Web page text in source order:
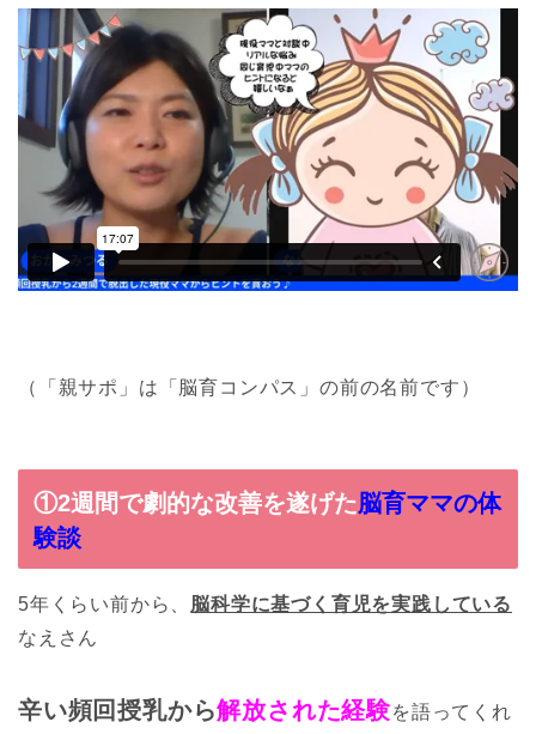
（「親サポ」は「脳育コンパス」の前の名前です）
①2週間で劇的な改善を遂げた脳育ママの体
験談
5年くらい前から、 脳科学に基づく育児を実践している
なえさん
辛い頻回授乳から解放された経験を語ってくれ